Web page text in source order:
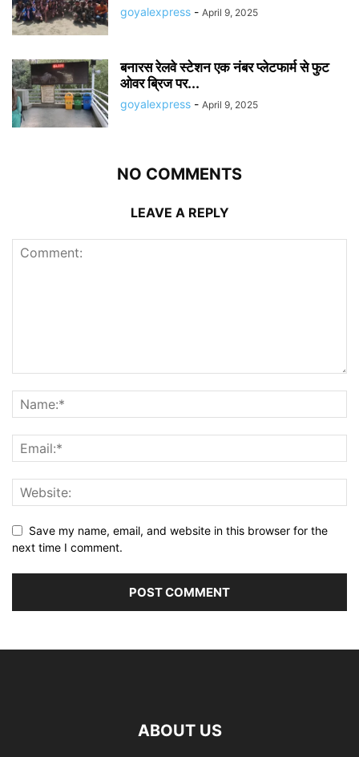
goyalexpress - April 9, 2025
बनारस रेलवे स्टेशन एक नंबर प्लेटफार्म से फुट
ओवर ब्रिज पर...
goyalexpress - April 9, 2025
NO COMMENTS
LEAVE A REPLY
Save my name, email, and website in this browser for the
next time I comment.
ABOUT US